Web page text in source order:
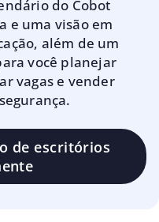
do Cobot
e uma visão em
além de um
você planejar
vagas e vender
de escritórios